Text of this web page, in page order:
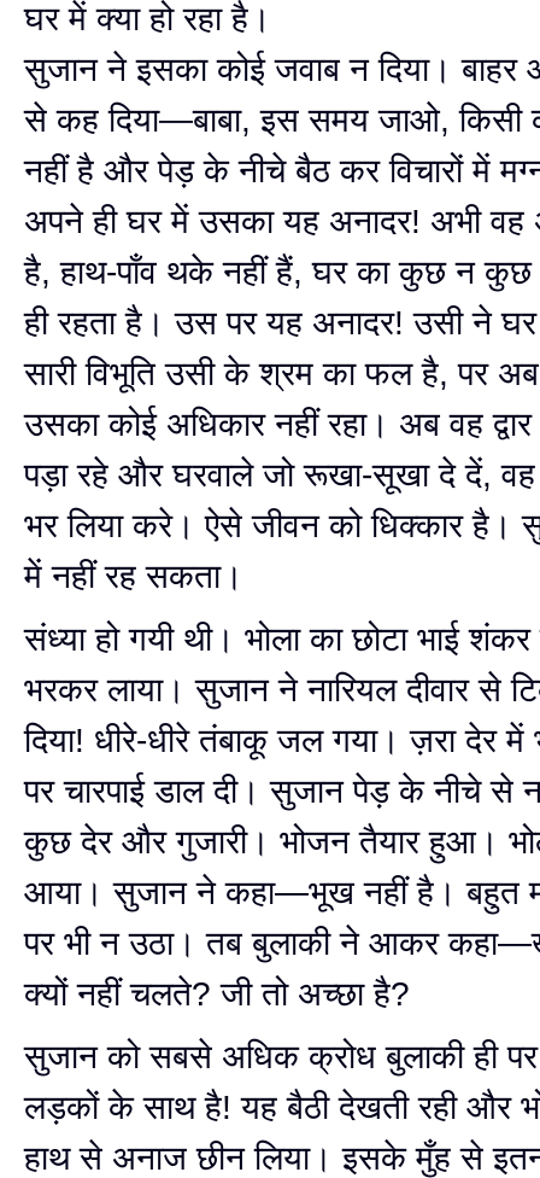
घर में क्या हो रहा है।
सुजान ने इसका कोई जवाब न दिया। बाहर
से कह दिया—बाबा, इस समय जाओ, किसी
नहीं है और पेड़ के नीचे बैठ कर विचारों में
अपने ही घर में उसका यह अनादर! अभी वह
है, हाथ-पाँव थके नहीं हैं, घर का कुछ न कुछ
ही रहता है। उस पर यह अनादर! उसी ने घर
सारी विभूति उसी के श्रम का फल है, पर
उसका कोई अधिकार नहीं रहा। अब वह
पड़ा रहे और घरवाले जो रूखा-सूखा दे दें,
भर लिया करे। ऐसे जीवन को धिक्कार है।
में नहीं रह सकता।
संध्या हो गयी थी। भोला का छोटा भाई शंकर
भरकर लाया। सुजान ने नारियल दीवार से
दिया! धीरे-धीरे तंबाकू जल गया। ज़रा देर में
पर चारपाई डाल दी। सुजान पेड़ के नीचे से
कुछ देर और गुजारी। भोजन तैयार हुआ।
आया। सुजान ने कहा—भूख नहीं है। बहुत
पर भी न उठा। तब बुलाकी ने आकर
क्यों नहीं चलते? जी तो अच्छा है?
सुजान को सबसे अधिक क्रोध बुलाकी ही
लड़कों के साथ है! यह बैठी देखती रही और
हाथ से अनाज छीन लिया। इसके मुँह से